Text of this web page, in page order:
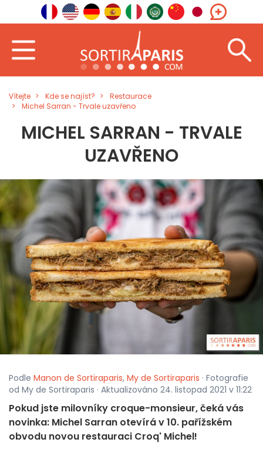
Vítejte Kde se najíst?
Restaurace
Michel Sarran - Trvale uzavřeno
MICHEL SARRAN - TRVALE
UZAVŘENO
Podle Manon de Sortiraparis, My de Sortiraparis · Fotografie
od My de Sortiraparis · Aktualizováno 24. listopad 2021 v 11:22
Pokud jste milovníky croque-monsieur, čeká vás
novinka: Michel Sarran otevírá v 10. pařížském
obvodu novou restauraci Croq' Michel!